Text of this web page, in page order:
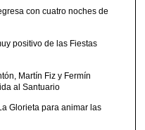
con cuatro noches de
positivo de las Fiestas
Martín Fiz y Fermín
al Santuario
Glorieta para animar las